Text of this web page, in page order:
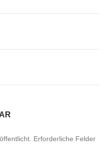
Erforderliche Felder